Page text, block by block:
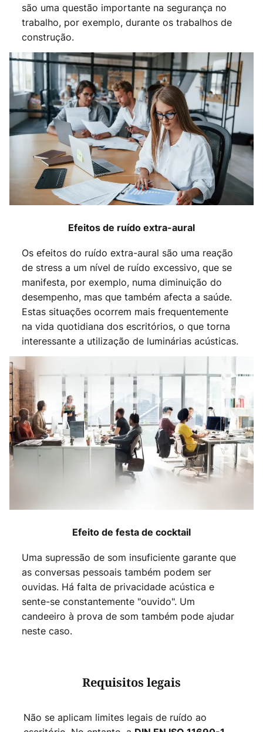
são uma questão importante na segurança no
trabalho, por exemplo, durante os trabalhos de
construção.
Efeitos de ruído extra-aural
Os efeitos do ruído extra-aural são uma reação
de stress a um nível de ruído excessivo, que se
manifesta, por exemplo, numa diminuição do
desempenho, mas que também afecta a saúde.
Estas situações ocorrem mais frequentemente
na vida quotidiana dos escritórios, o que torna
interessante a utilização de luminárias acústicas.
Efeito de festa de cocktail
Uma supressão de som insuficiente garante que
as conversas pessoais também podem ser
ouvidas. Há falta de privacidade acústica e
sente-se constantemente "ouvido". Um
candeeiro à prova de som também pode ajudar
neste caso.
Requisitos legais
Não se aplicam limites legais de ruído ao